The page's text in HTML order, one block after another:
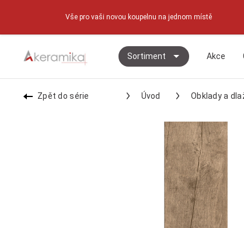
Vše pro vaši novou koupelnu na jednom místě
Sortiment Akce
Zpět do série Úvod Obklady a